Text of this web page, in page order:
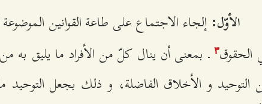
الأوّل: إلجاء الاجتماع على طاعة القوانين
الحقوق٣ـ بمعنى أن ينال كلّ من الأفراد ما يليق به
التوحيد و الأخلاق الفاضلة، و ذلك بجعل